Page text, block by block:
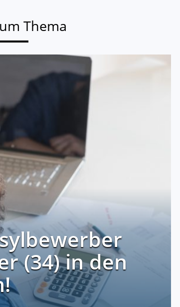
Thema
(34) in den
Geld verdienen als Tagger für Netflix
Bezahlte Umfragen - Die besten Anbieter